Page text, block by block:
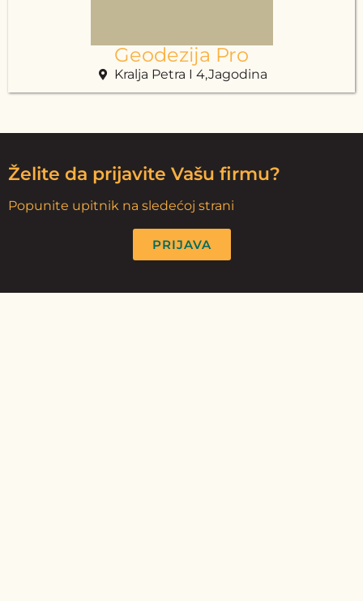
Geodezija Pro
Kralja Petra I 4,Jagodina
Želite da prijavite Vašu firmu?
Popunite upitnik na sledećoj strani
PRIJAVA